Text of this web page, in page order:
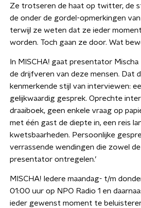
Ze trotseren de haat op twitter, de
de onder de gordel-opmerkingen
terwijl ze weten dat ze ieder
worden. Toch gaan ze door. Wat
In MISCHA! gaat presentator
de drijfveren van deze mensen. Dat
kenmerkende stijl van interviewen:
gelijkwaardig gesprek. Oprechte
draaiboek, geen enkele vraag op
met één gast de diepte in, een reis
kwetsbaarheden. Persoonlijke
verrassende wendingen die zowel
presentator ontregelen.’
MISCHA! Iedere maandag- t/m
01:00 uur op NPO Radio 1 en
ieder gewenst moment te